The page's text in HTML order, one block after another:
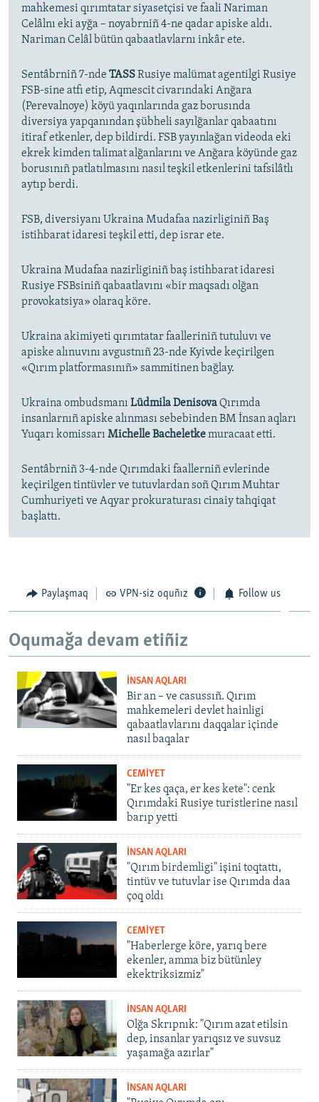
mahkemesi qırımtatar siyasetçisi ve faali Nariman
Celâlnı eki ayğa – noyabrniñ 4-ne qadar apiske aldı.
Nariman Celâl bütün qabaatlavlarnı inkâr ete.
Sentâbrniñ 7-nde TASSRusiye malümat agentilgi Rusiye
FSB-sine atfı etip, Aqmescit civarındaki Anğara
(Perevalnoye) köyü yaqınlarında gaz borusında
diversiya yapqanından şübheli sayılğanlar qabaatını
itiraf etkenler, dep bildirdi. FSB yayınlağan videoda eki
ekrek kimden talimat alğanlarını ve Anğara köyünde gaz
borusınıñ patlatılmasını nasıl teşkil etkenlerini tafsilâtlı
aytıp berdi.
FSB, diversiyanı Ukraina Mudafaa nazirliginiñ Baş
istihbarat idaresi teşkil etti, dep israr ete.
Ukraina Mudafaa nazirliginiñ baş istihbarat idaresi
Rusiye FSBsiniñ qabaatlavını «bir maqsadı olğan
provokatsiya» olaraq köre.
Ukraina akimiyeti qırımtatar faalleriniñ tutuluvı ve
apiske alınuvını avgustnıñ 23-nde Kyivde keçirilgen
«Qırım platformasınıñ» sammitinen bağlay.
Ukraina ombudsmanı Lüdmila DenisovaQırımda
insanlarnıñ apiske alınması sebebinden BM İnsan aqları
Yuqarı komissarı Michelle Bacheletkemuracaat etti.
Sentâbrniñ 3-4-nde Qırımdaki faallerniñ evlerinde
keçirilgen tintüvler ve tutuvlardan soñ Qırım Muhtar
Cumhuriyeti ve Aqyar prokuraturası cinaiy tahqiqat
başlattı.
Paylaşmaq VPN-siz oquñız Follow us
Oqumağa devam etiñiz
İNSAN AQLARI
Bir an – ve casussıñ. Qırım
mahkemeleri devlet hainligi
qabaatlavlarını daqqalar içinde
nasıl baqalar
CEMİYET
"Er kes qaça, er kes kete": cenk
Qırımdaki Rusiye turistlerine nasıl
barıp yetti
İNSAN AQLARI
"Qırım birdemligi" işini toqtattı,
tintüv ve tutuvlar ise Qırımda daa
çoq oldı
CEMİYET
"Haberlerge köre, yarıq bere
ekenler, amma biz bütünley
ekektriksizmiz"
İNSAN AQLARI
Olğa Skrıpnık: "Qırım azat etilsin
dep, insanlar yarıqsız ve suvsuz
yaşamağa azırlar"
İNSAN AQLARI